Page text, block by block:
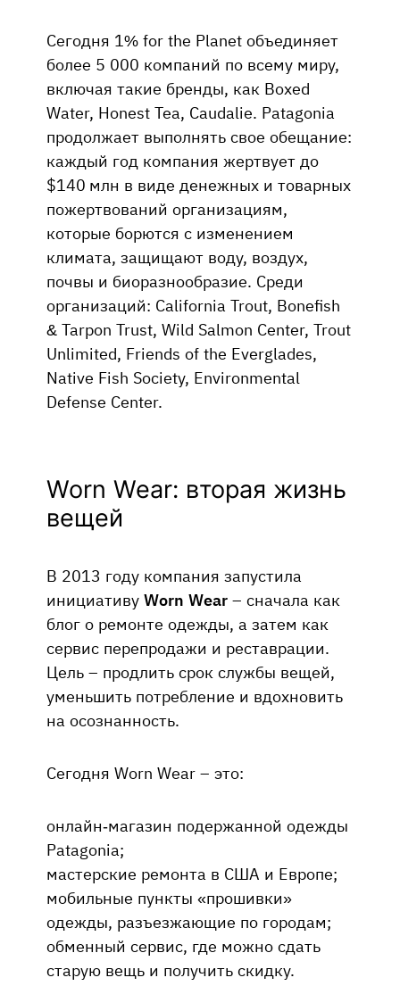
Сегодня 1% for the Planet объединяет
более 5 000 компаний по всему миру,
включая такие бренды, как Boxed
Water, Honest Tea, Caudalie. Patagonia
продолжает выполнять свое обещание:
каждый год компания жертвует до
$140 млн в виде денежных и товарных
пожертвований организациям,
которые борются с изменением
климата, защищают воду, воздух,
почвы и биоразнообразие. Среди
организаций: California Trout, Bonefish
& Tarpon Trust, Wild Salmon Center, Trout
Unlimited, Friends of the Everglades,
Native Fish Society, Environmental
Defense Center.
Worn Wear: вторая жизнь
вещей
В 2013 году компания запустила
инициативу Worn Wear – сначала как
блог о ремонте одежды, а затем как
сервис перепродажи и реставрации.
Цель – продлить срок службы вещей,
уменьшить потребление и вдохновить
на осознанность.
Сегодня Worn Wear – это:
онлайн-магазин подержанной одежды
Patagonia;
мастерские ремонта в США и Европе;
мобильные пункты «прошивки»
одежды, разъезжающие по городам;
обменный сервис, где можно сдать
старую вещь и получить скидку.